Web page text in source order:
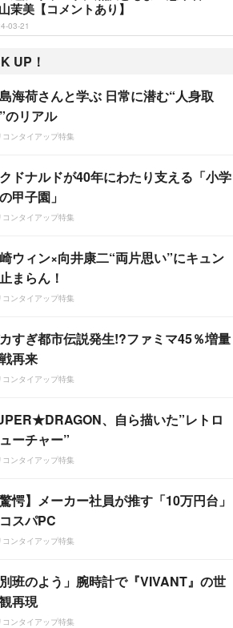
茉美【コメントあり】
03-21
UP！
海荷さんと学ぶ 日常に潜む“人身取
のリアル
コンタイアップ特集
ドナルドが40年にわたり支える「小学
甲子園」
コンタイアップ特集
ウィン×向井康二“両片思い”にキュン
まらん！
コンタイアップ特集
すぎ都市伝説発生!?ファミマ45％増量
再来
コンタイアップ特集
、自ら描いた”レトロ
ーチャー”
コンタイアップ特集
驚愕】メーカー社員が推す「10万円台」
スパPC
コンタイアップ特集
別班のよう」腕時計で『VIVANT』の世
再現
コンタイアップ特集